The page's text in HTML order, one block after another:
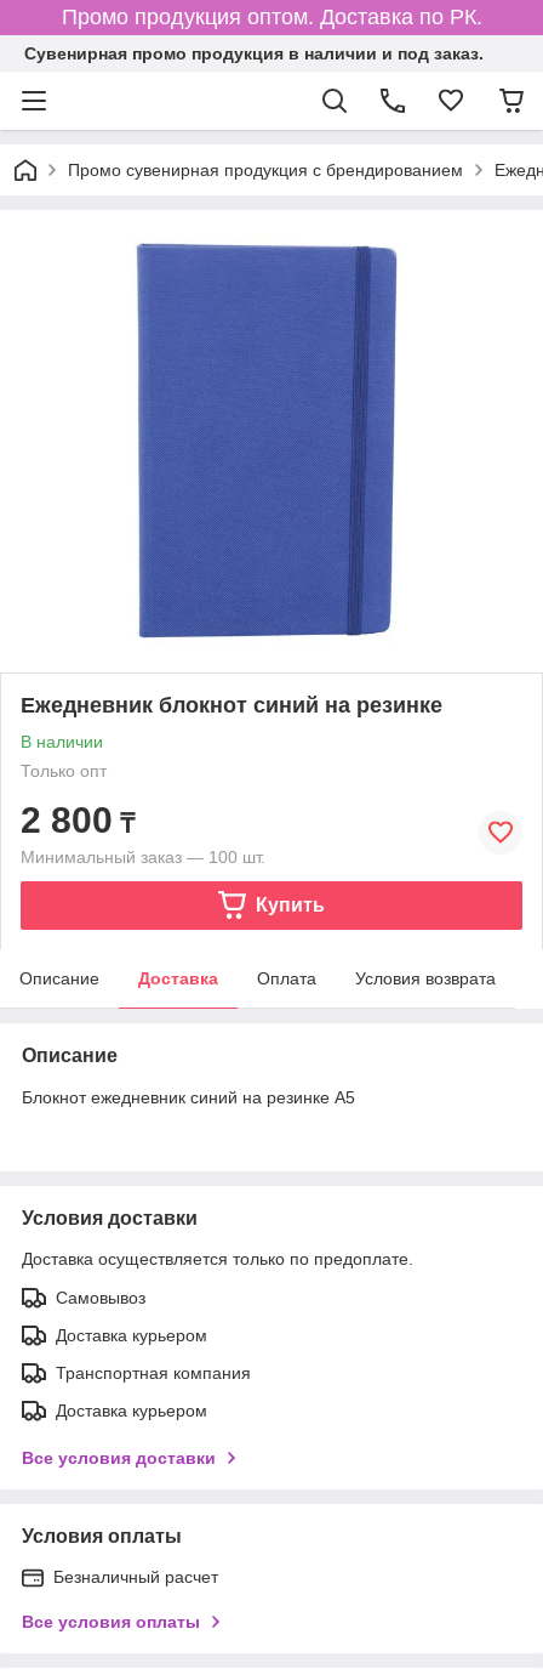
Промо продукция оптом. Доставка по РК.
Cувенирная промо продукция в наличии и под заказ.
Промо сувенирная продукция с брендированием
Ежедневник блокнот синий на резинке
В наличии
Только опт
2 800 ₸
Минимальный заказ — 100 шт.
Купить
Описание Доставка Оплата Условия возврата
Описание
Блокнот ежедневник синий на резинке А5
Условия доставки
Доставка осуществляется только по предоплате.
Самовывоз
Доставка курьером
Транспортная компания
Доставка курьером
Все условия доставки
Условия оплаты
Безналичный расчет
Все условия оплаты